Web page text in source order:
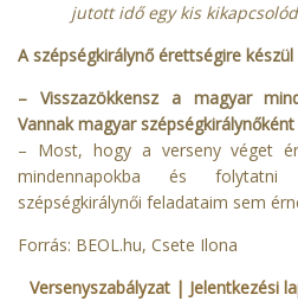
jutott idő egy kis
A szépségkirálynő érettségire készül
– Visszazökkensz a magyar
Vannak magyar
– Most, hogy a verseny véget
mindennapokba és
szépségkirálynői feladataim sem
Forrás: BEOL.hu, Csete Ilona
Versenyszabályzat| Jelentkezési